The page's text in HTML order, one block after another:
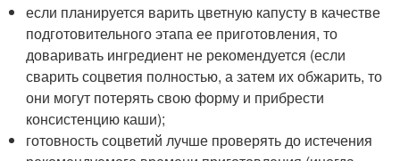
если планируется варить цветную капусту в качестве
подготовительного этапа ее приготовления, то
доваривать ингредиент не рекомендуется (если
сварить соцветия полностью, а затем их обжарить, то
они могут потерять свою форму и прибрести
консистенцию каши);
готовность соцветий лучше проверять до истечения